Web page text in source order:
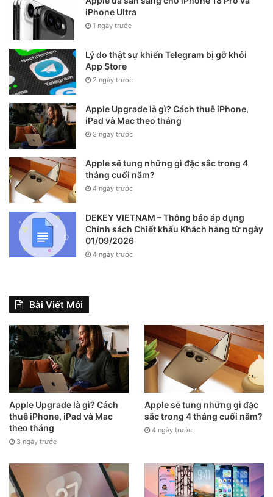
iPhone Ultra
1 ngày trước
Lý do thật sự khiến Telegram bị gỡ khỏi
App Store
2 ngày trước
Apple Upgrade là gì? Cách thuê iPhone,
iPad và Mac theo tháng
3 ngày trước
Apple sẽ tung những gì đặc sắc trong 4
tháng cuối năm?
4 ngày trước
DEKEY VIETNAM – Thông báo áp dụng
Chính sách Chiết khấu Khách hàng từ ngày
01/09/2026
4 ngày trước
Bài Viết Mới
Apple Upgrade là gì? Cách
thuê iPhone, iPad và Mac
theo tháng
3 ngày trước
Apple sẽ tung những gì đặc
sắc trong 4 tháng cuối năm?
4 ngày trước